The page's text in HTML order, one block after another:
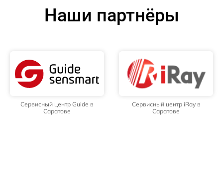
Наши партнёры
Сервисный центр Guide в
Саратове
Сервисный центр iRay в
Саратове